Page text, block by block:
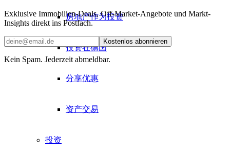
房地产作为投资
投资在德国
分享优惠
资产交易
投资
Exklusive Immobilien-Deals, Off-Market-Angebote und Markt-
Insights direkt ins Postfach.
Kostenlos abonnieren
Kein Spam. Jederzeit abmeldbar.